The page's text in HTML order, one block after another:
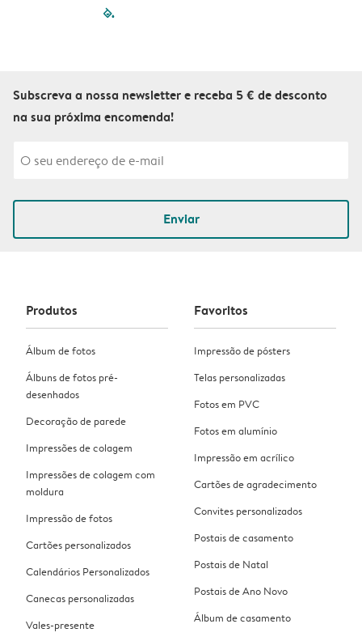
filled-pagination
Subscreva a nossa newsletter e receba 5 € de desconto
na sua próxima encomenda!
Enviar
Produtos
Álbum de fotos
Álbuns de fotos pré-
desenhados
Decoração de parede
Impressões de colagem
Impressões de colagem com
moldura
Impressão de fotos
Cartões personalizados
Calendários Personalizados
Canecas personalizadas
Vales-presente
Favoritos
Impressão de pósters
Telas personalizadas
Fotos em PVC
Fotos em alumínio
Impressão em acrílico
Cartões de agradecimento
Convites personalizados
Postais de casamento
Postais de Natal
Postais de Ano Novo
Álbum de casamento